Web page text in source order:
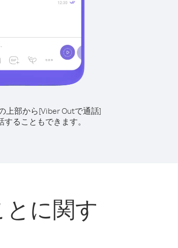
上部から[Viber Outで通話]
することもできます。
に関す